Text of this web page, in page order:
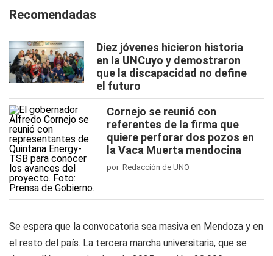
Recomendadas
Diez jóvenes hicieron historia
en la UNCuyo y demostraron
que la discapacidad no define
el futuro
Cornejo se reunió con
referentes de la firma que
quiere perforar dos pozos en
la Vaca Muerta mendocina
por Redacción de UNO
Se espera que la convocatoria sea masiva en Mendoza y en
el resto del país. La tercera marcha universitaria, que se